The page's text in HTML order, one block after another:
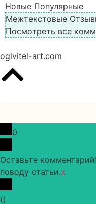
Новые Популярные
Межтекстовые
Посмотреть все
ogivitel-art.com
0
Оставьте
поводу статьи.x
()